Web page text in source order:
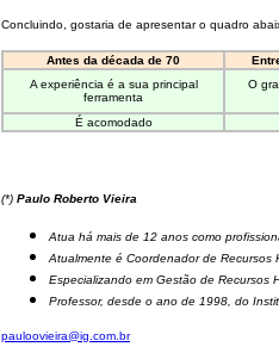
Concluindo, gostaria de apresentar o quadro
Antes da década de 70
A experiência é a sua principal
ferramenta
O
É acomodado
(*) Paulo Roberto Vieira
Atua há mais de 12 anos como
Atualmente é Coordenador de
Especializando em Gestão de Recursos
Professor, desde o ano de 1998, do
pauloovieira@ig.com.br